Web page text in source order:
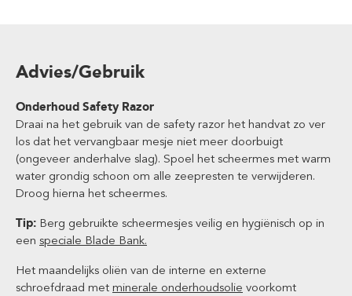
Advies/Gebruik
Onderhoud Safety Razor
Draai na het gebruik van de safety razor het handvat zo ver
los dat het vervangbaar mesje niet meer doorbuigt
(ongeveer anderhalve slag). Spoel het scheermes met warm
water grondig schoon om alle zeepresten te verwijderen.
Droog hierna het scheermes.
Tip: Berg gebruikte scheermesjes veilig en hygiënisch op in
een speciale Blade Bank.
Het maandelijks oliën van de interne en externe
schroefdraad met minerale onderhoudsolie voorkomt